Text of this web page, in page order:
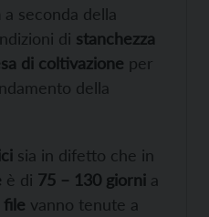
a seconda della
di stanchezza
di coltivazione per
della
sia in difetto che in
è di 75 – 130 giorni a
file vanno tenute a